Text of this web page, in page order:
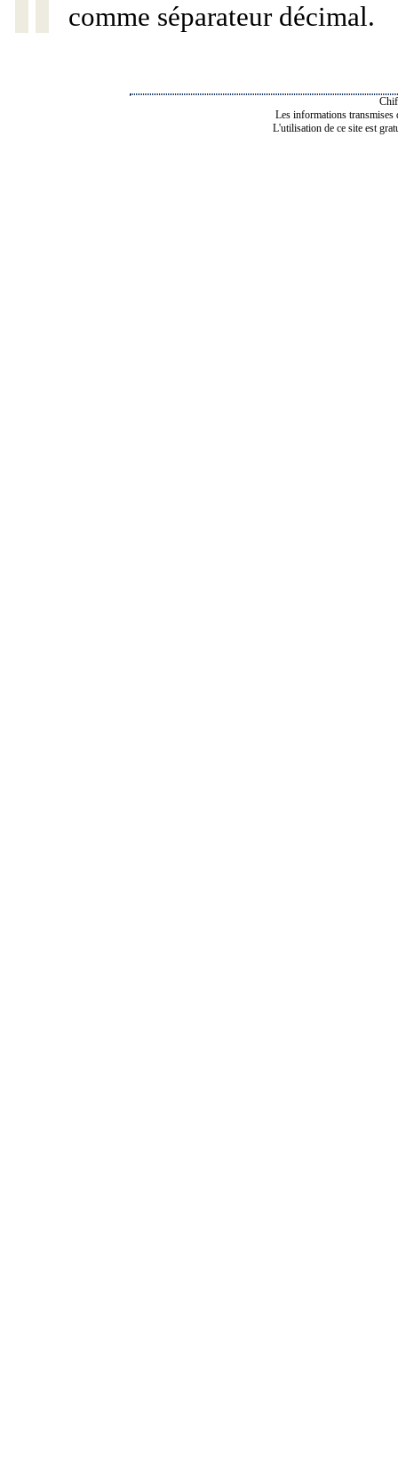
comme séparateur décimal.
Les informations transmises
L'utilisation de ce site est